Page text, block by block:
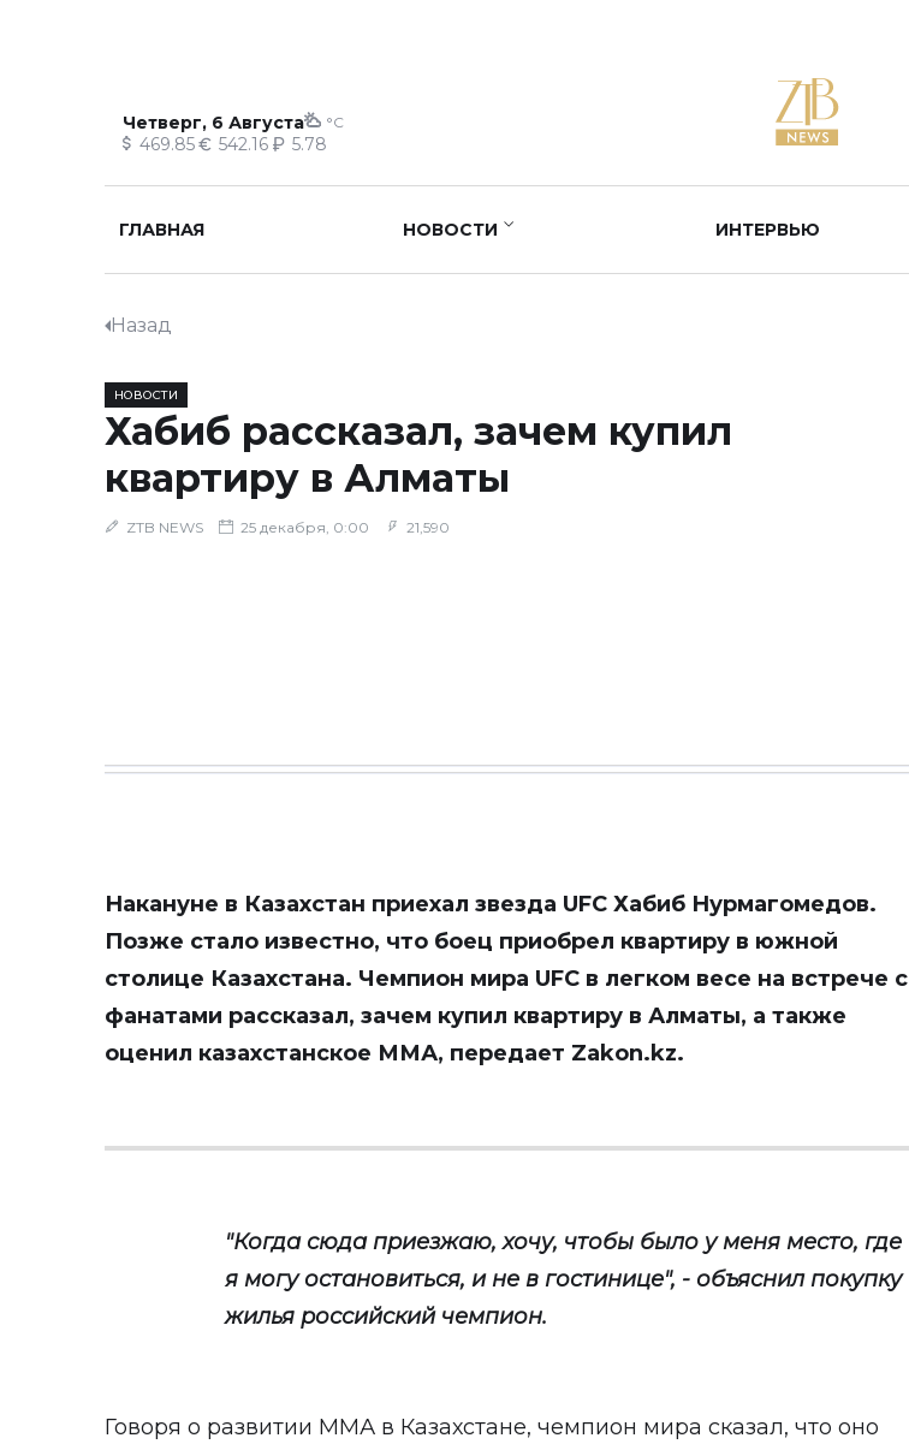
Четверг, 6 Августа °C
469.85 542.16 5.78
ГЛАВНАЯ НОВОСТИ ИНТЕРВЬЮ
Назад
НОВОСТИ
Хабиб рассказал, зачем купил
квартиру в Алматы
ZTB NEWS 25 декабря, 0:00 21,590
Накануне в Казахстан приехал звезда UFC Хабиб Нурмагомедов.
Позже стало известно, что боец приобрел квартиру в южной
столице Казахстана. Чемпион мира UFC в легком весе на встрече с
фанатами рассказал, зачем купил квартиру в Алматы, а также
оценил казахстанское ММА, передает Zakon.kz.
"Когда сюда приезжаю, хочу, чтобы было у меня место, где
я могу остановиться, и не в гостинице", - объяснил покупку
жилья российский чемпион.
Говоря о развитии ММА в Казахстане, чемпион мира сказал, что оно